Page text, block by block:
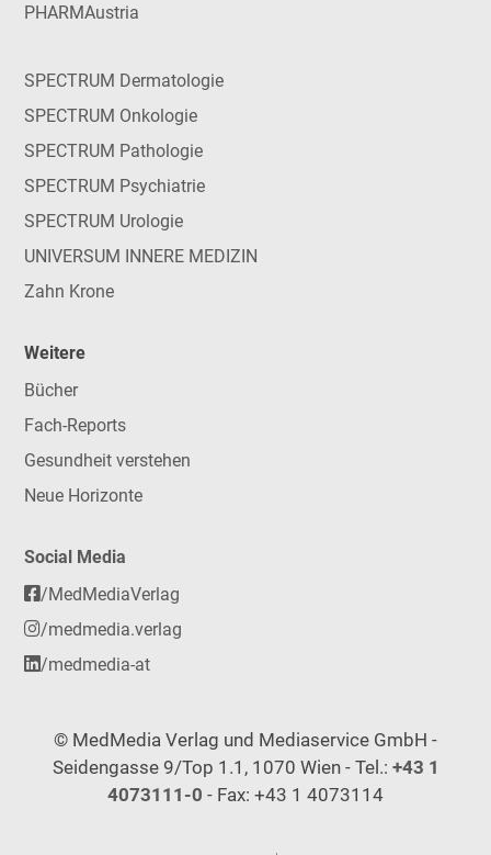
PHARMAustria
SPECTRUM Dermatologie
SPECTRUM Onkologie
SPECTRUM Pathologie
SPECTRUM Psychiatrie
SPECTRUM Urologie
UNIVERSUM INNERE MEDIZIN
Zahn Krone
Weitere
Bücher
Fach-Reports
Gesundheit verstehen
Neue Horizonte
Social Media
/MedMediaVerlag
/medmedia.verlag
/medmedia-at
© MedMedia Verlag und Mediaservice GmbH -
Seidengasse 9/Top 1.1, 1070 Wien - Tel.: +43 1
4073111-0 - Fax: +43 1 4073114